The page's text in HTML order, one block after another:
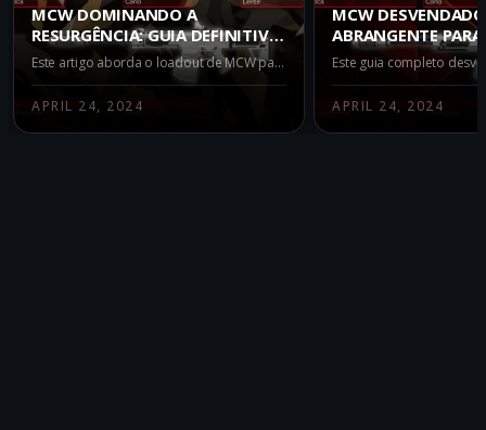
MCW DOMINANDO A
RESURGÊNCIA: GUIA DEFINITIVO
DO MELHOR LOADOUT
Este artigo aborda o loadout de MCW para a Resurgência em Warzone. Discute os acessórios específicos utilizados e suas vantagens e desvantagens. Perfeito para jogadores procurando otimizar seu jogo ao utilizar a MCW no modo Resurgência.
APRIL 24, 2024
MCW
ABRANGENTE
LOADOUT NO
APRIL 24, 2024